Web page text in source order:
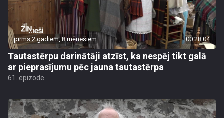
pirms 2 gadiem, 8 mēnešiem 00:28:04
Tautastērpu darinātāji atzīst, ka nespēj tikt galā
ar pieprasījumu pēc jauna tautastērpa
61. epizode